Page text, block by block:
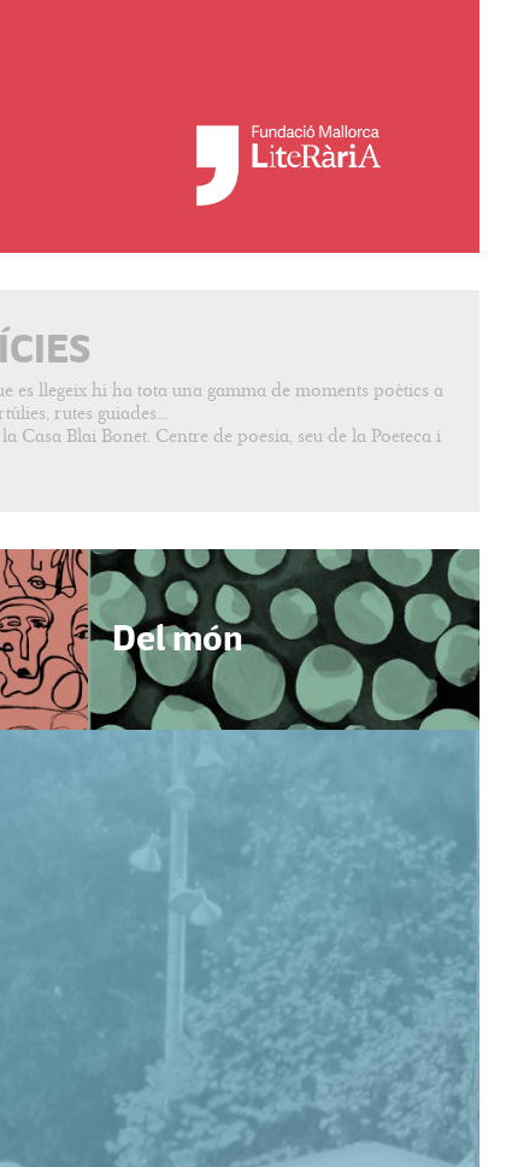
es llegeix hi ha tota una gamma de moments poètics a
rutes guiades...
Casa Blai Bonet. Centre de poesia, seu de la Poeteca i
Del món